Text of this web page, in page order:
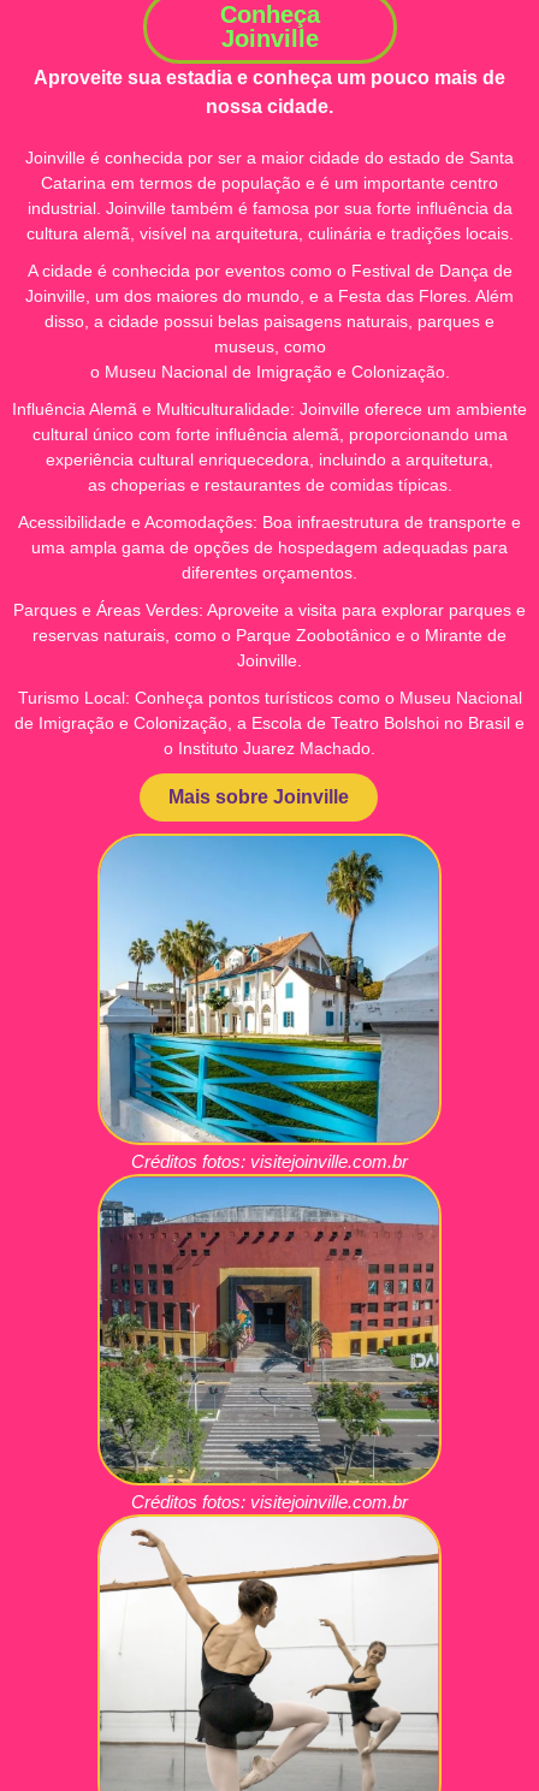
Conheça
Joinville
Aproveite sua estadia e conheça um pouco mais de
nossa cidade.
Joinville é conhecida por ser a maior cidade do estado de Santa
Catarina em termos de população e é um importante centro
industrial. Joinville também é famosa por sua forte influência da
cultura alemã, visível na arquitetura, culinária e tradições locais.
A cidade é conhecida por eventos como o Festival de Dança de
Joinville, um dos maiores do mundo, e a Festa das Flores. Além
disso, a cidade possui belas paisagens naturais, parques e
museus, como
o Museu Nacional de Imigração e Colonização.
Influência Alemã e Multiculturalidade: Joinville oferece um ambiente
cultural único com forte influência alemã, proporcionando uma
experiência cultural enriquecedora, incluindo a arquitetura,
as choperias e restaurantes de comidas típicas.
Acessibilidade e Acomodações: Boa infraestrutura de transporte e
uma ampla gama de opções de hospedagem adequadas para
diferentes orçamentos.
Parques e Áreas Verdes: Aproveite a visita para explorar parques e
reservas naturais, como o Parque Zoobotânico e o Mirante de
Joinville.
Turismo Local: Conheça pontos turísticos como o Museu Nacional
de Imigração e Colonização, a Escola de Teatro Bolshoi no Brasil e
o Instituto Juarez Machado.
Mais sobre Joinville
Créditos fotos: visitejoinville.com.br
Créditos fotos: visitejoinville.com.br